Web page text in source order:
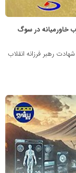
خاورمیانه در سوگ
رهبر فرزانه انقلاب